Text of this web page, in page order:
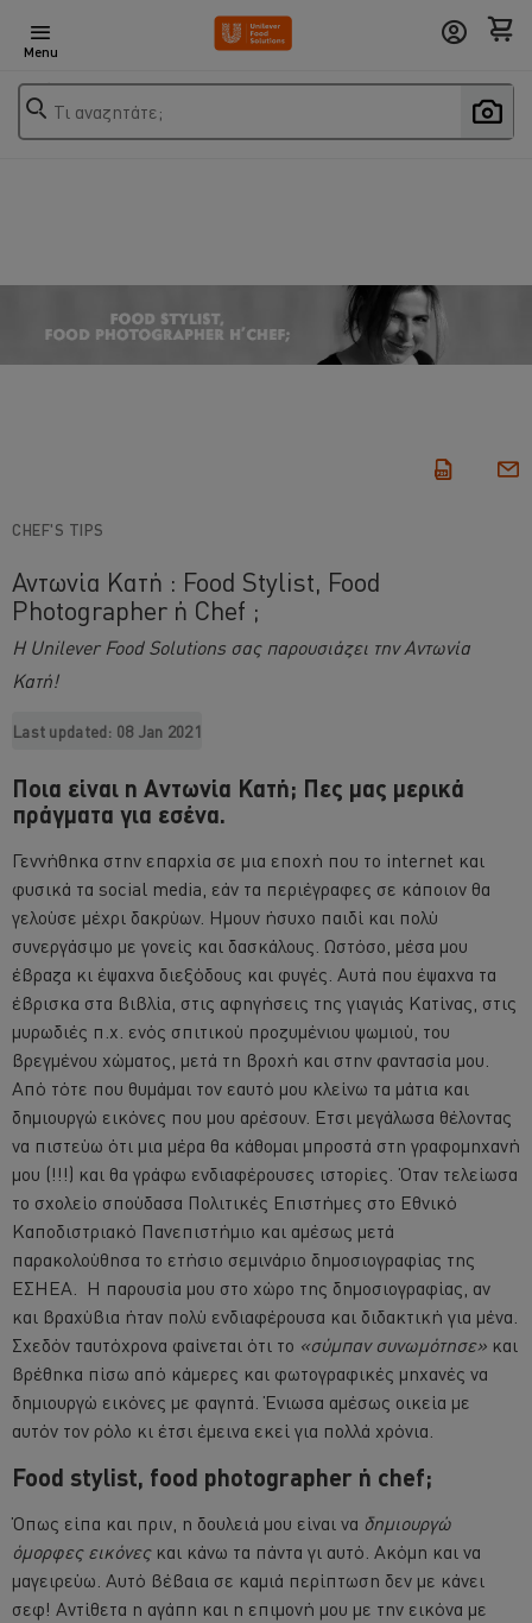
Menu
Τι αναζητάτε;
CHEF'S TIPS
Αντωνία Κατή : Food Stylist, Food
Photographer ή Chef ;
H Unilever Food Solutions σας παρουσιάζει την Αντωνία
Κατή!
Last updated: 08 Jan 2021
Ποια είναι η Αντωνία Κατή; Πες μας μερικά
πράγματα για εσένα.
Γεννήθηκα στην επαρχία σε μια εποχή που το internet και
φυσικά τα social media, εάν τα περιέγραφες σε κάποιον θα
γελούσε μέχρι δακρύων. Ημουν ήσυχο παιδί και πολύ
συνεργάσιμο με γονείς και δασκάλους. Ωστόσο, μέσα μου
έβραζα κι έψαχνα διεξόδους και φυγές. Αυτά που έψαχνα τα
έβρισκα στα βιβλία, στις αφηγήσεις της γιαγιάς Κατίνας, στις
μυρωδιές π.χ. ενός σπιτικού προζυμένιου ψωμιού, του
βρεγμένου χώματος, μετά τη βροχή και στην φαντασία μου.
Από τότε που θυμάμαι τον εαυτό μου κλείνω τα μάτια και
δημιουργώ εικόνες που μου αρέσουν. Ετσι μεγάλωσα θέλοντας
να πιστεύω ότι μια μέρα θα κάθομαι μπροστά στη γραφομηχανή
μου (!!!) και θα γράφω ενδιαφέρουσες ιστορίες. Όταν τελείωσα
το σχολείο σπούδασα Πολιτικές Επιστήμες στο Εθνικό
Καποδιστριακό Πανεπιστήμιο και αμέσως μετά
παρακολούθησα το ετήσιο σεμινάριο δημοσιογραφίας της
ΕΣΗΕΑ. Η παρουσία μου στο χώρο της δημοσιογραφίας, αν
και βραχύβια ήταν πολύ ενδιαφέρουσα και διδακτική για μένα.
Σχεδόν ταυτόχρονα φαίνεται ότι το «σύμπαν συνωμότησε» και
βρέθηκα πίσω από κάμερες και φωτογραφικές μηχανές να
δημιουργώ εικόνες με φαγητά. Ένιωσα αμέσως οικεία με
αυτόν τον ρόλο κι έτσι έμεινα εκεί για πολλά χρόνια.
Food stylist, food photographer ή chef;
Όπως είπα και πριν, η δουλειά μου είναι να δημιουργώ
όμορφες εικόνες και κάνω τα πάντα γι αυτό. Ακόμη και να
μαγειρεύω. Αυτό βέβαια σε καμιά περίπτωση δεν με κάνει
σεφ! Αντίθετα η αγάπη και η επιμονή μου με την εικόνα με